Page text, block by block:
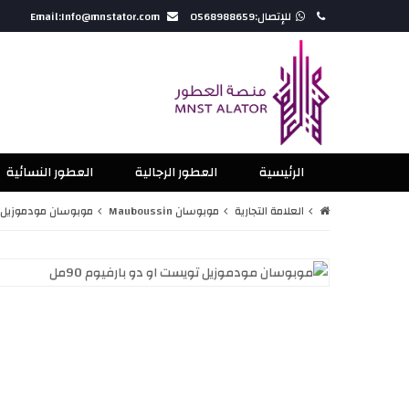
للإتصال:0568988659
الرئيسية العطور الرجالية العطور النسائية
العلامة التجارية موبوسان Mauboussin موبوسان مودموزيل